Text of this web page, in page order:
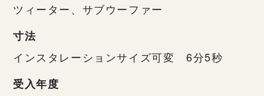
ツィーター、サブウーファー
寸法
インスタレーションサイズ可変 6分5秒
受入年度